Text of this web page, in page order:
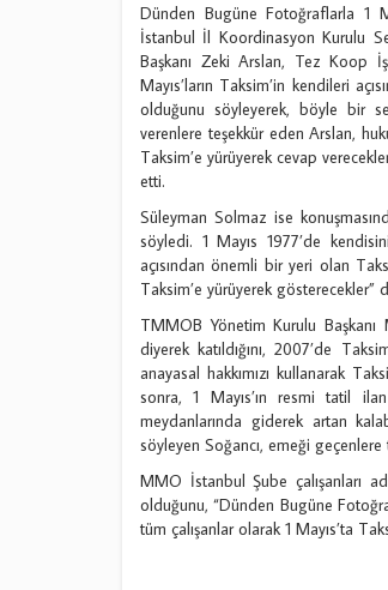
Dünden Bugüne Fotoğraflarla 1
İstanbul İl Koordinasyon Kurulu
Başkanı Zeki Arslan, Tez Koop
Mayıs’ların Taksim’in kendileri
olduğunu söyleyerek, böyle bir
verenlere teşekkür eden Arslan,
Taksim’e yürüyerek cevap
etti.
Süleyman Solmaz ise
söyledi. 1 Mayıs 1977’de
açısından önemli bir yeri olan
Taksim’e yürüyerek gösterecekler”
TMMOB Yönetim Kurulu Başkanı
diyerek katıldığını, 2007’de
anayasal hakkımızı kullanarak
sonra, 1 Mayıs’ın resmi tatil
meydanlarında giderek artan
söyleyen Soğancı, emeği geçenlere
MMO İstanbul Şube çalışanları
olduğunu, “Dünden Bugüne
tüm çalışanlar olarak 1 Mayıs’ta